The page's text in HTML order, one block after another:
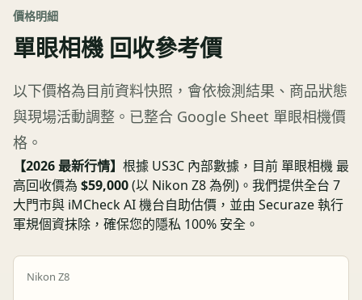
價格明細
單眼相機回收參考價
以下價格為目前資料快照，會依檢測結果、商品狀態
與現場活動調整。 已整合 Google Sheet 單眼相機價
格。
【2026最新行情】 根據 US3C 內部數據，目前 單眼相機 最
高回收價為 $59,000(以 Nikon Z8為例)。我們提供全台 7
大門市與 iMCheck AI 機台自助估價，並由 Securaze 執行
軍規個資抹除，確保您的隱私 100% 安全。
Nikon Z8